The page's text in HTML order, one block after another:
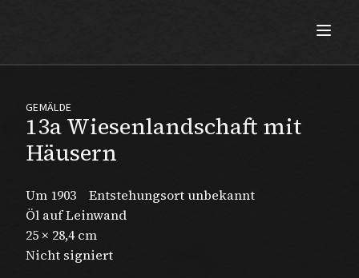
13a Wiesenlandschaft mit
Häusern
GEMÄLDE
Um 1903
Entstehungsort unbekannt
Öl auf Leinwand
25 × 28,4 cm
Nicht signiert